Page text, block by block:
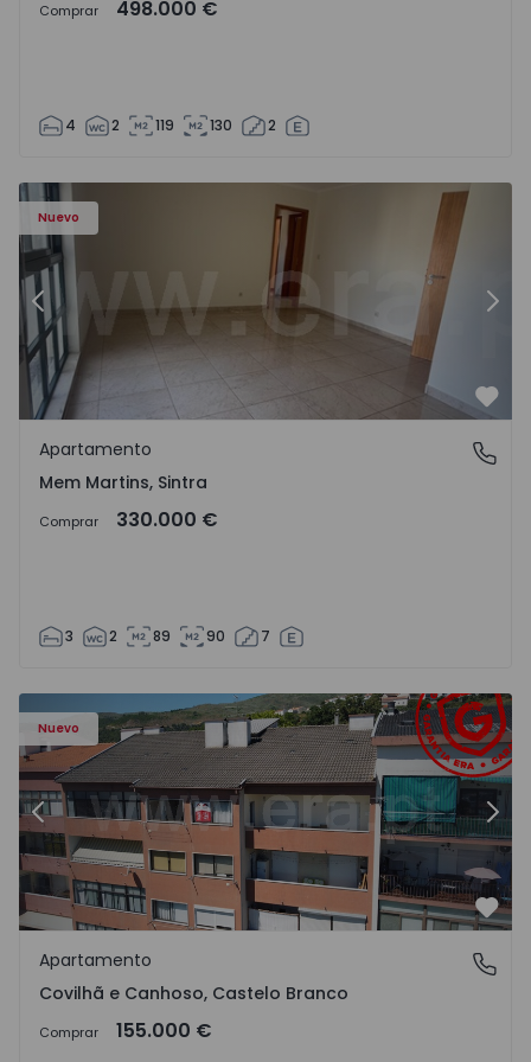
Comprar 498.000 €
4 2 119 130 2
Nuevo
- 15
Apartamento T3 Sintra, Algueirão-Mem Martins -
Anterior
Mem Martins, Sintra
Apartamento
Mem Martins, Sintra
Comprar 330.000 €
3 2 89 90 7
Nuevo
- 18
Apartamento T2 Covilhã, Covilhã e Canhoso - 1497806 -
Anterior
Covilhã e Canhoso, Castelo Branco
Apartamento
Covilhã e Canhoso, Castelo Branco
Comprar 155.000 €